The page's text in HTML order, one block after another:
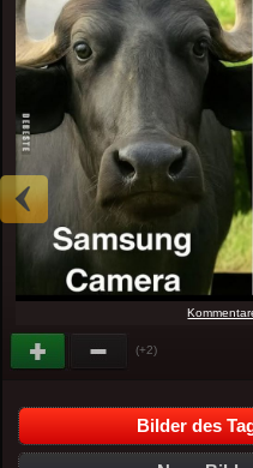
(+2)
Bilder des